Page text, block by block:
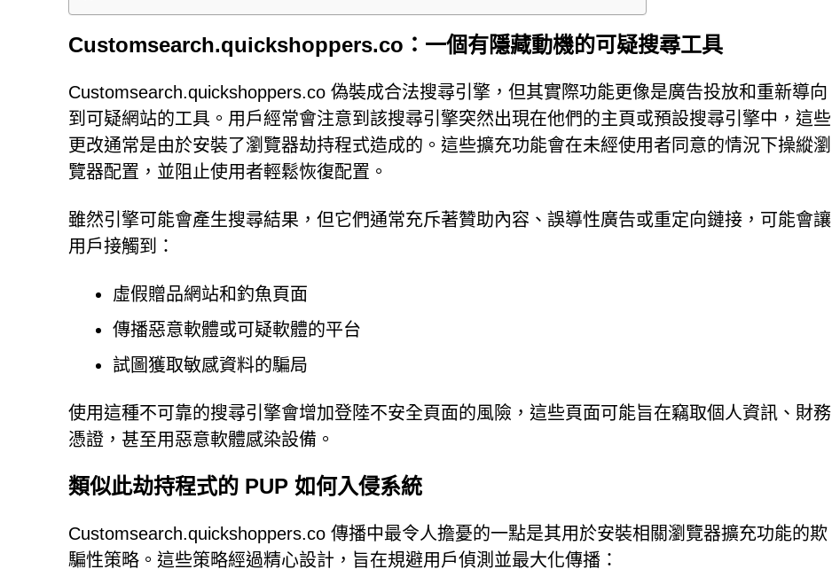
Customsearch.quickshoppers.co：一個有隱藏動機的可疑搜尋工具
Customsearch.quickshoppers.co 偽裝成合法搜尋引擎，但其實際功能更像是廣告投放和重新導向
到可疑網站的工具。用戶經常會注意到該搜尋引擎突然出現在他們的主頁或預設搜尋引擎中，這些
更改通常是由於安裝了瀏覽器劫持程式造成的。這些擴充功能會在未經使用者同意的情況下操縱瀏
覽器配置，並阻止使用者輕鬆恢復配置。
雖然引擎可能會產生搜尋結果，但它們通常充斥著贊助內容、誤導性廣告或重定向鏈接，可能會讓
用戶接觸到：
虛假贈品網站和釣魚頁面
傳播惡意軟體或可疑軟體的平台
試圖獲取敏感資料的騙局
使用這種不可靠的搜尋引擎會增加登陸不安全頁面的風險，這些頁面可能旨在竊取個人資訊、財務
憑證，甚至用惡意軟體感染設備。
類似此劫持程式的 PUP 如何入侵系統
Customsearch.quickshoppers.co 傳播中最令人擔憂的一點是其用於安裝相關瀏覽器擴充功能的欺
騙性策略。這些策略經過精心設計，旨在規避用戶偵測並最大化傳播：